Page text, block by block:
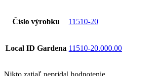
Číslo výrobku 11510-20
Local ID Gardena 11510-20.000.00
Nikto zatiaľ nepridal hodnotenie.